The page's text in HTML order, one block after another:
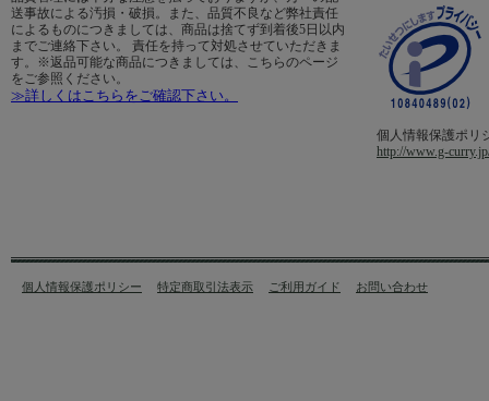
送事故による汚損・破損。また、品質不良など弊社責任
によるものにつきましては、商品は捨てず到着後5日以内
までご連絡下さい。 責任を持って対処させていただきま
す。※返品可能な商品につきましては、こちらのページ
をご参照ください。
≫詳しくはこちらをご確認下さい。
個人情報保護ポリ
http://www.g-
個人情報保護ポリシー 特定商取引法表示 ご利用ガイド お問い合わせ